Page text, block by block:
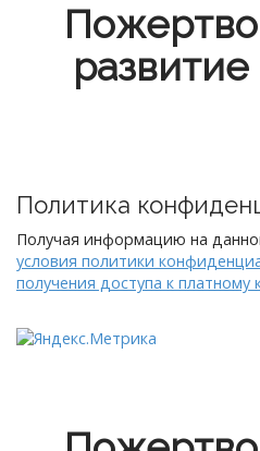
Политика
Получая информацию на
условия политики
получения доступа к платному